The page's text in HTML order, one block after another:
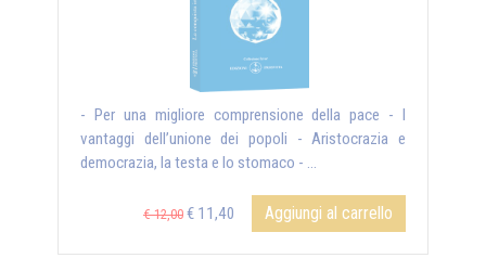
- Per una migliore comprensione della pace - I
vantaggi dell’unione dei popoli - Aristocrazia e
democrazia, la testa e lo stomaco - ...
€ 12,00 € 11,40 Aggiungi al carrello